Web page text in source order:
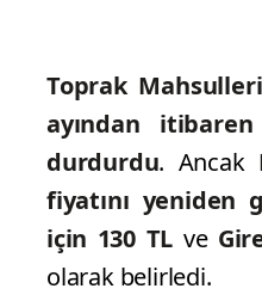
Toprak
ayından itibaren
durdurdu. Ancak
fiyatını yeniden
için 130 TL ve
olarak belirledi.